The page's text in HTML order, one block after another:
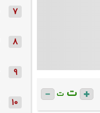
ت ت
7
8
9
10